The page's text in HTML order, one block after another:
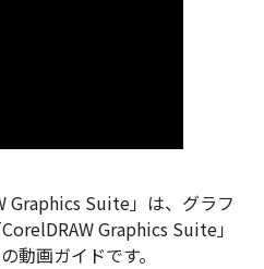
Graphics Suite」は、グラフ
Graphics Suite」
動画ガイドです。